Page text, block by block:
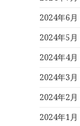
2024年6月
2024年5月
2024年4月
2024年3月
2024年2月
2024年1月